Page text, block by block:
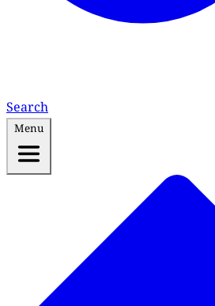
Search
Menu